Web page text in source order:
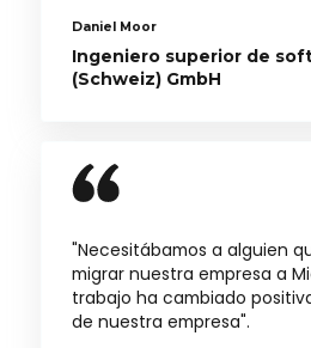
Daniel Moor
Ingeniero superior de
(Schweiz) GmbH
"Necesitábamos a alguien
migrar nuestra empresa a
trabajo ha cambiado
de nuestra empresa".